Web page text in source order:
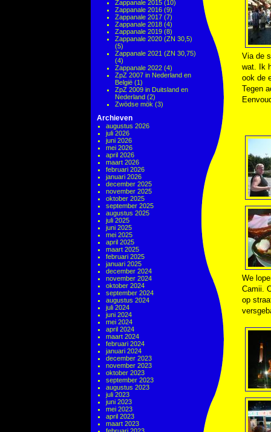
Zappanale 2015 (10)
Zappanale 2016 (9)
Zappanale 2017 (7)
Zappanale 2018 (4)
Zappanale 2019 (8)
Zappanale 2020 (ZN 30,5)
(5)
Zappanale 2021 (ZN 30,75)
(4)
Zappanale 2022 (4)
ZpZ 2007 in Nederland en
België (1)
ZpZ 2009 in Duitsland en
Nederland (2)
Zwödse mök (3)
Archieven
augustus 2026
juli 2026
juni 2026
mei 2026
april 2026
maart 2026
februari 2026
januari 2026
december 2025
november 2025
oktober 2025
september 2025
augustus 2025
juli 2025
juni 2025
mei 2025
april 2025
maart 2025
februari 2025
januari 2025
december 2024
november 2024
oktober 2024
september 2024
augustus 2024
juli 2024
juni 2024
mei 2024
april 2024
maart 2024
februari 2024
januari 2024
december 2023
november 2023
oktober 2023
september 2023
augustus 2023
juli 2023
juni 2023
mei 2023
april 2023
maart 2023
Via de
wat. Ik
ook de
Tegen
We
Camii.
op